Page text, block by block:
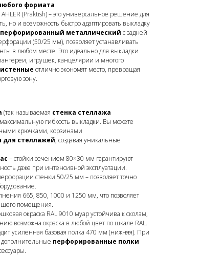
формата
(Praktish) – это универсальное решение для
но и возможность быстро адаптировать выкладку
металлический с задней
(50/25 мм), позволяет устанавливать
в любом месте. Это идеально для выкладки
игрушек, канцелярии и многого
отлично экономят место, превращая
зону.
(так называемая стенка стеллажа
гибкость выкладки. Вы можете
крючками, корзинами
стеллажей, создавая уникальные
– стойки сечением 80×30 мм гарантируют
даже при интенсивной эксплуатации.
стенки 50/25 мм – позволяет точно
665, 850, 1000 и 1250 мм, что позволяет
помещения.
окраска RAL 9010 муар устойчива к сколам,
возможна окраска в любой цвет по шкале RAL.
усиленная базовая полка 470 мм (нижняя). При
перфорированные полки